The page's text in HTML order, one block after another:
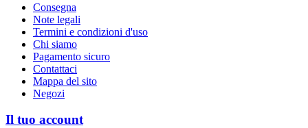
Consegna
Note legali
Termini e condizioni d'uso
Chi siamo
Pagamento sicuro
Contattaci
Mappa del sito
Negozi
Il tuo account